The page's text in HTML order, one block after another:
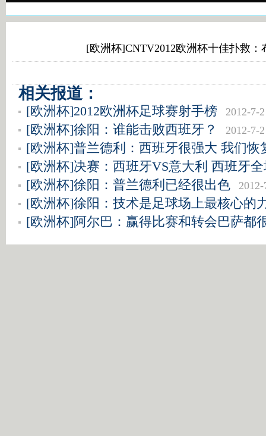
[欧洲杯]CNTV2012欧洲杯十佳扑救：
相关报道：
[欧洲杯]2012欧洲杯足球赛射手榜 2012-7-2
[欧洲杯]徐阳：谁能击败西班牙？ 2012-7-2
[欧洲杯]普兰德利：西班牙很强大 我们恢
[欧洲杯]决赛：西班牙VS意大利 西班牙
[欧洲杯]徐阳：普兰德利已经很出色
[欧洲杯]徐阳：技术是足球场上最核心的
[欧洲杯]阿尔巴：赢得比赛和转会巴萨都